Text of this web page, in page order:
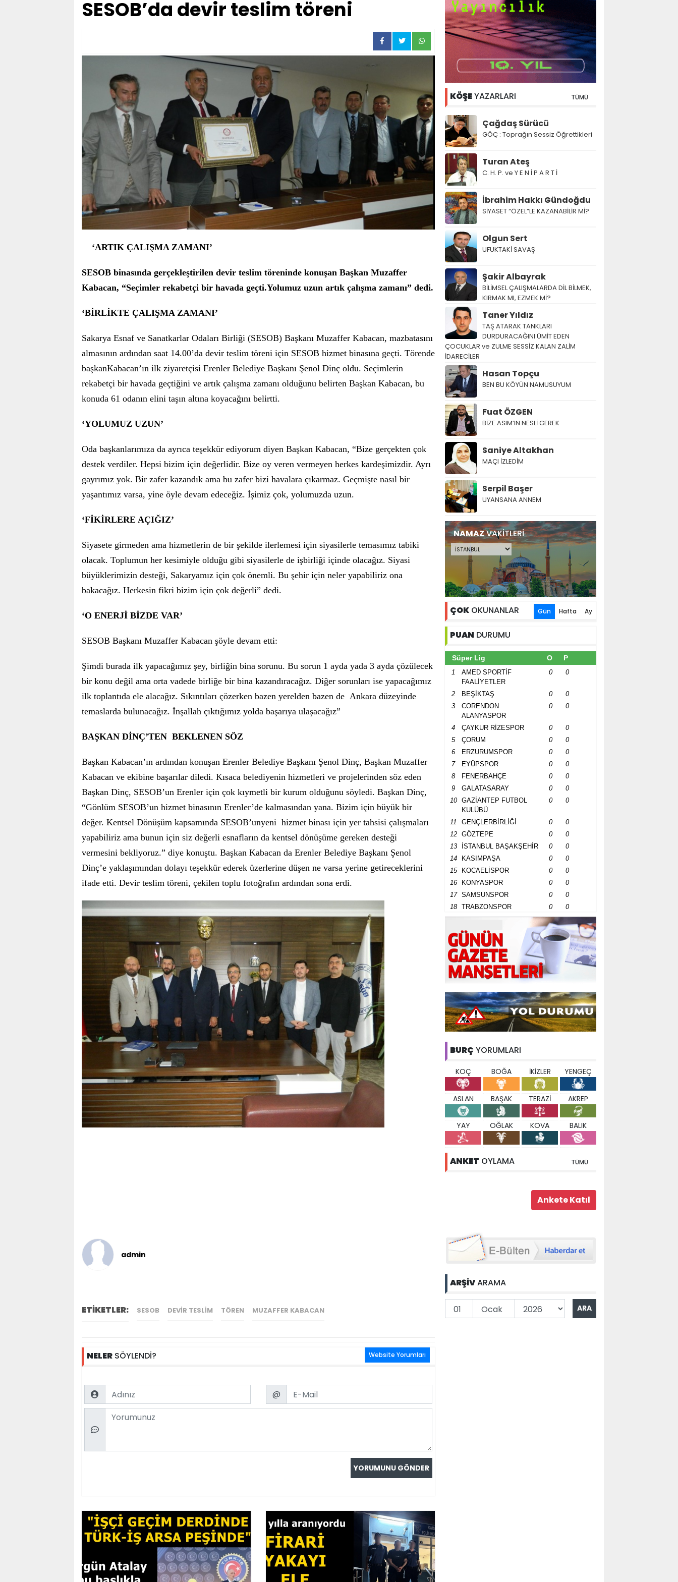
SESOB’da devir teslim töreni
‘ARTIK ÇALIŞMA ZAMANI’
SESOB binasında gerçekleştirilen devir teslim töreninde konuşan Başkan Muzaffer
Kabacan, “Seçimler rekabetçi bir havada geçti.Yolumuz uzun artık çalışma zamanı” dedi.
‘BİRLİKTE ÇALIŞMA ZAMANI’
Sakarya Esnaf ve Sanatkarlar Odaları Birliği (SESOB) Başkanı Muzaffer Kabacan, mazbatasını
almasının ardından saat 14.00’da devir teslim töreni için SESOB hizmet binasına geçti. Törende
başkanKabacan’ın ilk ziyaretçisi Erenler Belediye Başkanı Şenol Dinç oldu. Seçimlerin
rekabetçi bir havada geçtiğini ve artık çalışma zamanı olduğunu belirten Başkan Kabacan, bu
konuda 61 odanın elini taşın altına koyacağını belirtti.
‘YOLUMUZ UZUN’
Oda başkanlarımıza da ayrıca teşekkür ediyorum diyen Başkan Kabacan, “Bize gerçekten çok
destek verdiler. Hepsi bizim için değerlidir. Bize oy veren vermeyen herkes kardeşimizdir. Ayrı
gayrımız yok. Bir zafer kazandık ama bu zafer bizi havalara çıkarmaz. Geçmişte nasıl bir
yaşantımız varsa, yine öyle devam edeceğiz. İşimiz çok, yolumuzda uzun.
‘FİKİRLERE AÇIĞIZ’
Siyasete girmeden ama hizmetlerin de bir şekilde ilerlemesi için siyasilerle temasımız tabiki
olacak. Toplumun her kesimiyle olduğu gibi siyasilerle de işbirliği içinde olacağız. Siyasi
büyüklerimizin desteği, Sakaryamız için çok önemli. Bu şehir için neler yapabiliriz ona
bakacağız. Herkesin fikri bizim için çok değerli” dedi.
‘O ENERJİ BİZDE VAR’
SESOB Başkanı Muzaffer Kabacan şöyle devam etti:
Şimdi burada ilk yapacağımız şey, birliğin bina sorunu. Bu sorun 1 ayda yada 3 ayda çözülecek
bir konu değil ama orta vadede birliğe bir bina kazandıracağız. Diğer sorunları ise yapacağımız
ilk toplantıda ele alacağız. Sıkıntıları çözerken bazen yerelden bazen de Ankara düzeyinde
temaslarda bulunacağız. İnşallah çıktığımız yolda başarıya ulaşacağız”
BAŞKAN DİNÇ’TEN BEKLENEN SÖZ
Başkan Kabacan’ın ardından konuşan Erenler Belediye Başkanı Şenol Dinç, Başkan Muzaffer
Kabacan ve ekibine başarılar diledi. Kısaca belediyenin hizmetleri ve projelerinden söz eden
Başkan Dinç, SESOB’un Erenler için çok kıymetli bir kurum olduğunu söyledi. Başkan Dinç,
“Gönlüm SESOB’un hizmet binasının Erenler’de kalmasından yana. Bizim için büyük bir
değer. Kentsel Dönüşüm kapsamında SESOB’unyeni hizmet binası için yer tahsisi çalışmaları
yapabiliriz ama bunun için siz değerli esnafların da kentsel dönüşüme gereken desteği
vermesini bekliyoruz.” diye konuştu. Başkan Kabacan da Erenler Belediye Başkanı Şenol
Dinç’e yaklaşımından dolayı teşekkür ederek üzerlerine düşen ne varsa yerine getireceklerini
ifade etti. Devir teslim töreni, çekilen toplu fotoğrafın ardından sona erdi.
admin
ETİKETLER: SESOB DEVIR TESLIM TÖREN MUZAFFER KABACAN
NELER SÖYLENDİ? Website Yorumları
Name Email
@
Comment
KÖŞEYAZARLARI TÜMÜ
Çağdaş Sürücü
GÖÇ : Toprağın Sessiz Öğrettikleri
Turan Ateş
C. H. P. ve Y E N İ P A R T İ
İbrahim Hakkı Gündoğdu
SİYASET “ÖZEL”LE KAZANABİLİR Mİ?
Olgun Sert
UFUKTAKİ SAVAŞ
Şakir Albayrak
BİLİMSEL ÇALIŞMALARDA DİL BİLMEK,
KIRMAK MI, EZMEK Mİ?
Taner Yıldız
TAŞ ATARAK TANKLARI
DURDURACAĞINI ÜMİT EDEN
ÇOCUKLAR ve ZULME SESSİZ KALAN ZALİM
İDARECİLER
Hasan Topçu
BEN BU KÖYÜN NAMUSUYUM
Fuat ÖZGEN
BİZE ASIM’IN NESLİ GEREK
Saniye Altakhan
MAÇI İZLEDİM
Serpil Başer
UYANSANA ANNEM
NAMAZVAKİTLERİ
ÇOK OKUNANLAR Gün Hafta Ay
PUAN DURUMU
Süper Lig O P
1
AMED SPORTİF
FAALİYETLER
0 0
2 BEŞİKTAŞ 0
0
3
CORENDON
ALANYASPOR
0 0
4 ÇAYKUR RİZESPOR 0
0
5
ÇORUM 0
0
6
ERZURUMSPOR 0
0
7
EYÜPSPOR 0
0
8
FENERBAHÇE 0
0
9
GALATASARAY 0
0
10
GAZİANTEP FUTBOL
KULÜBÜ
0 0
11 GENÇLERBİRLİĞİ 0
0
12
GÖZTEPE 0
0
13
İSTANBUL BAŞAKŞEHİR 0
0
14
KASIMPAŞA 0
0
15
KOCAELİSPOR 0
0
16
KONYASPOR 0
0
17
SAMSUNSPOR 0
0
18
TRABZONSPOR 0 0
BURÇ YORUMLARI
KOÇ BOĞA İKİZLER YENGEÇ
ASLAN BAŞAK TERAZİ AKREP
YAY OĞLAK KOVA BALIK
ANKET OYLAMA TÜMÜ
ARŞİVARAMA